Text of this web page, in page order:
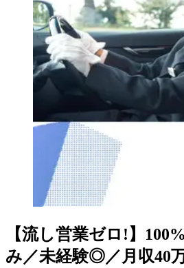
【流し営業ゼロ!】
み／未経験◎／月収40